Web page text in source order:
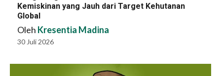
Kemiskinan yang Jauh dari Target Kehutanan
Global
Oleh Kresentia Madina
30 Juli 2026